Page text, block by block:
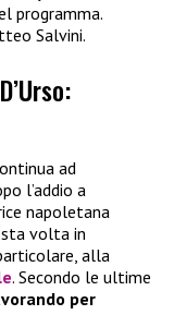
programma.
Salvini.
ad
l’addio a
napoletana
volta in
alla
. Secondo le ultime
per